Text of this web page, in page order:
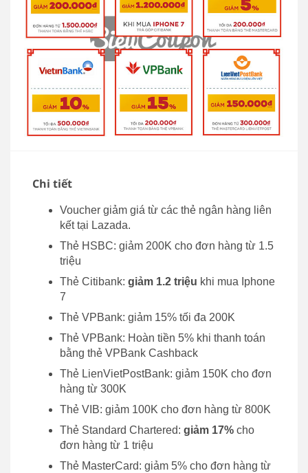
Chi tiết
Voucher giảm giá từ các thẻ ngân hàng liên
kết tại Lazada.
Thẻ HSBC: giảm 200K cho đơn hàng từ 1.5
triệu
Thẻ Citibank: giảm 1.2 triệu khi mua Iphone
7
Thẻ VPBank: giảm 15% tối đa 200K
Thẻ VPBank: Hoàn tiền 5% khi thanh toán
bằng thẻ VPBank Cashback
Thẻ LienVietPostBank: giảm 150K cho đơn
hàng từ 300K
Thẻ VIB: giảm 100K cho đơn hàng từ 800K
Thẻ Standard Chartered: giảm 17% cho
đơn hàng từ 1 triệu
Thẻ MasterCard: giảm 5% cho đơn hàng từ